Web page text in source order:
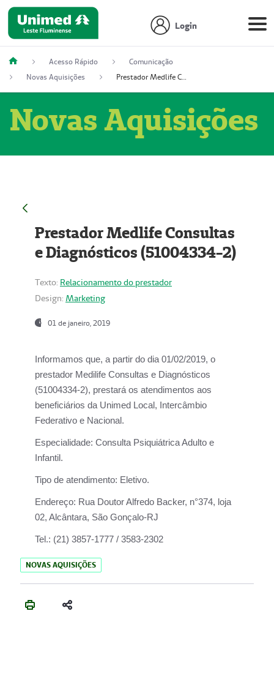
Login
Acesso Rápido
Comunicação
Novas Aquisições
Prestador Medlife Consultas e Diagnósticos (51004334-2)
Novas Aquisições
Prestador Medlife Consultas
e Diagnósticos (51004334-2)
Texto: Relacionamento do prestador
Design: Marketing
01 de janeiro, 2019
Informamos que, a partir do dia 01/02/2019, o
prestador Medilife Consultas e Diagnósticos
(51004334-2), prestará os atendimentos aos
beneficiários da Unimed Local, Intercâmbio
Federativo e Nacional.
Especialidade: Consulta Psiquiátrica Adulto e
Infantil.
Tipo de atendimento: Eletivo.
Endereço: Rua Doutor Alfredo Backer, n°374, loja
02, Alcântara, São Gonçalo-RJ
Tel.: (21) 3857-1777 / 3583-2302
NOVAS AQUISIÇÕES